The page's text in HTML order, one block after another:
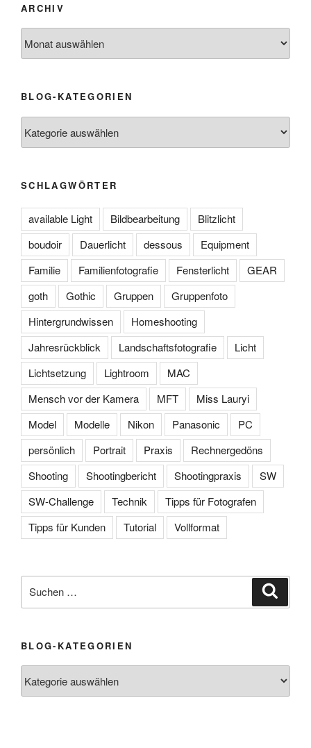
ARCHIV
BLOG-KATEGORIEN
Kategorien
SCHLAGWÖRTER
available Light Bildbearbeitung
Blitzlicht
boudoir
Dauerlicht dessous
Equipment
Familie
Familienfotografie Fensterlicht
GEAR
goth
Gothic Gruppen
Gruppenfoto
Hintergrundwissen
Homeshooting
Jahresrückblick
Landschaftsfotografie
Licht
Lichtsetzung
Lightroom
MAC
Mensch vor der Kamera
MFT
Miss Lauryi
Model
Modelle Nikon Panasonic
PC
persönlich
Portrait Praxis
Rechnergedöns
Shooting
Shootingbericht Shootingpraxis
SW
SW-Challenge
Technik
Tipps für Fotografen
Tipps für Kunden
Tutorial Vollformat
nach:
BLOG-KATEGORIEN
Kategorien